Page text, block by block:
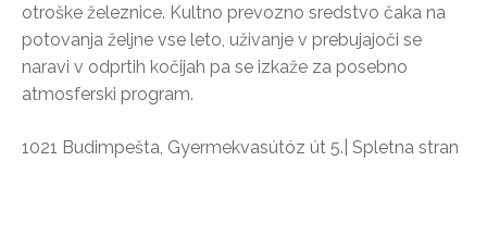
otroške železnice. Kultno prevozno sredstvo čaka na
potovanja željne vse leto, uživanje v prebujajoči se
naravi v odprtih kočijah pa se izkaže za posebno
atmosferski program.
1021 Budimpešta, Gyermekvasútóz út 5.| Spletna stran